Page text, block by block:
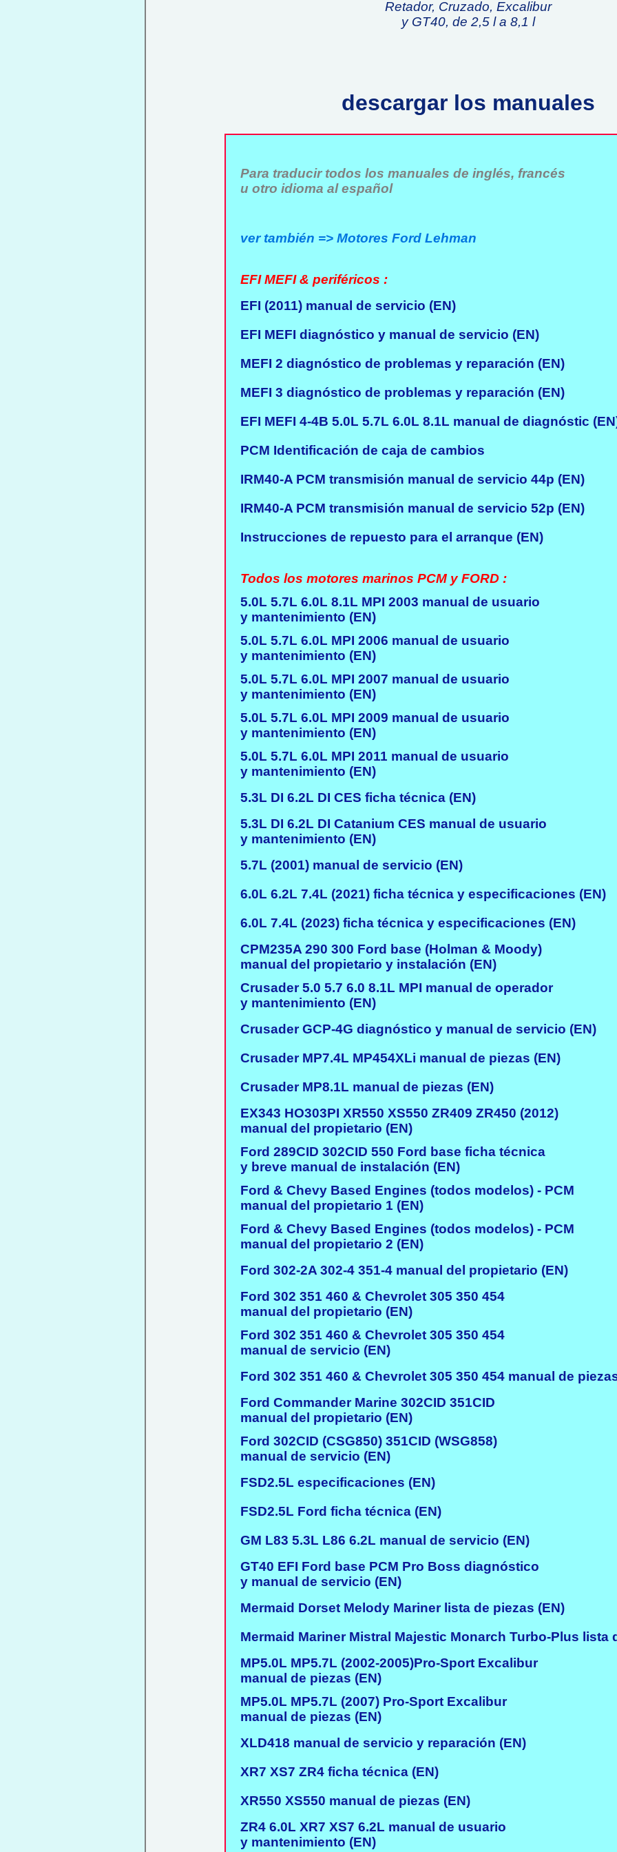
Retador, Cruzado, Excalibur
y GT40, de 2,5 l a 8,1 l
descargar los manuales
Para traducir todos los manuales de inglés, francés
u otro idioma al español
ver también => Motores Ford Lehman
EFI MEFI & periféricos :
EFI (2011) manual de servicio (EN)
EFI MEFI diagnóstico y manual de servicio (EN)
MEFI 2 diagnóstico de problemas y reparación (EN)
MEFI 3 diagnóstico de problemas y reparación (EN)
EFI MEFI 4-4B 5.0L 5.7L 6.0L 8.1L manual de diagnóstic
PCM Identificación de caja de cambios
IRM40-A PCM transmisión manual de servicio 44p (EN)
IRM40-A PCM transmisión manual de servicio 52p (EN)
Instrucciones de repuesto para el arranque (EN)
Todos los motores marinos PCM y FORD :
5.0L 5.7L 6.0L 8.1L MPI 2003 manual de usuario
y mantenimiento (EN)
5.0L 5.7L 6.0L MPI 2006 manual de usuario
y mantenimiento (EN)
5.0L 5.7L 6.0L MPI 2007 manual de usuario
y mantenimiento (EN)
5.0L 5.7L 6.0L MPI 2009 manual de usuario
y mantenimiento (EN)
5.0L 5.7L 6.0L MPI 2011 manual de usuario
y mantenimiento (EN)
5.3L DI 6.2L DI CES ficha técnica (EN)
5.3L DI 6.2L DI Catanium CES manual de usuario
y mantenimiento (EN)
5.7L (2001) manual de servicio (EN)
6.0L 6.2L 7.4L (2021) ficha técnica y especificaciones (EN)
6.0L 7.4L (2023) ficha técnica y especificaciones (EN)
CPM235A 290 300 Ford base (Holman & Moody)
manual del propietario y instalación (EN)
Crusader 5.0 5.7 6.0 8.1L MPI manual de operador
y mantenimiento (EN)
Crusader GCP-4G diagnóstico y manual de servicio (EN)
Crusader MP7.4L MP454XLi manual de piezas (EN)
Crusader MP8.1L manual de piezas (EN)
EX343 HO303PI XR550 XS550 ZR409 ZR450 (2012)
manual del propietario (EN)
Ford 289CID 302CID 550 Ford base ficha técnica
y breve manual de instalación (EN)
Ford & Chevy Based Engines (todos modelos) - PCM
manual del propietario 1 (EN)
Ford & Chevy Based Engines (todos modelos) - PCM
manual del propietario 2 (EN)
Ford 302-2A 302-4 351-4 manual del propietario (EN)
Ford 302 351 460 & Chevrolet 305 350 454
manual del propietario (EN)
Ford 302 351 460 & Chevrolet 305 350 454
manual de servicio (EN)
Ford 302 351 460 & Chevrolet 305 350 454 manual de
Ford Commander Marine 302CID 351CID
manual del propietario (EN)
Ford 302CID (CSG850) 351CID (WSG858)
manual de servicio (EN)
FSD2.5L especificaciones (EN)
FSD2.5L Ford ficha técnica (EN)
GM L83 5.3L L86 6.2L manual de servicio (EN)
GT40 EFI Ford base PCM Pro Boss diagnóstico
y manual de servicio (EN)
Mermaid Dorset Melody Mariner lista de piezas (EN)
Mermaid Mariner Mistral Majestic Monarch Turbo-Plus lista
MP5.0L MP5.7L (2002-2005)Pro-Sport Excalibur
manual de piezas (EN)
MP5.0L MP5.7L (2007) Pro-Sport Excalibur
manual de piezas (EN)
XLD418 manual de servicio y reparación (EN)
XR7 XS7 ZR4 ficha técnica (EN)
XR550 XS550 manual de piezas (EN)
ZR4 6.0L XR7 XS7 6.2L manual de usuario
y mantenimiento (EN)